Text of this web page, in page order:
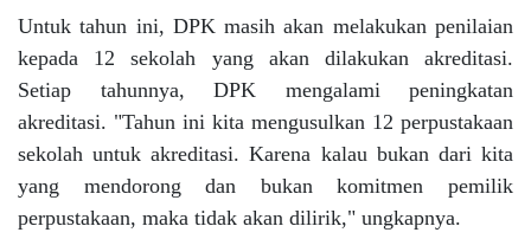
Untuk tahun ini, DPK masih akan melakukan penilaian
kepada 12 sekolah yang akan dilakukan akreditasi.
Setiap tahunnya, DPK mengalami peningkatan
akreditasi. "Tahun ini kita mengusulkan 12 perpustakaan
sekolah untuk akreditasi. Karena kalau bukan dari kita
yang mendorong dan bukan komitmen pemilik
perpustakaan, maka tidak akan dilirik," ungkapnya.